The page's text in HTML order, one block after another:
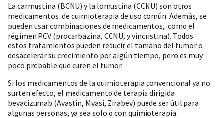
La carmustina (BCNU) y la lomustina (CCNU) son otros
medicamentos de quimioterapia de uso común. Además, se
pueden usar combinaciones de medicamentos, como el
régimen PCV (procarbazina, CCNU, y vincristina). Todos
estos tratamientos pueden reducir el tamaño del tumor o
desacelerar su crecimiento por algún tiempo, pero es muy
poco probable que curen el tumor.
Si los medicamentos de la quimioterapia convencional ya no
surten efecto, el medicamento de terapia dirigida
bevacizumab (Avastin, Mvasi, Zirabev) puede ser útil para
algunas personas, ya sea solo o con quimioterapia.